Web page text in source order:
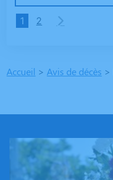
1 2
Accueil > Avis de décès >